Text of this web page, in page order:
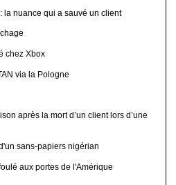
la nuance qui a sauvé un client
chez Xbox
via la Pologne
après la mort d’un client lors d’une
sans-papiers nigérian
aux portes de l'Amérique